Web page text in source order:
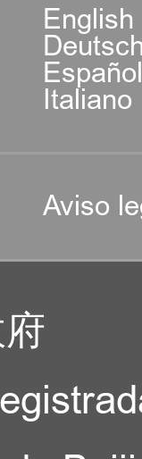
English
Italiano
Aviso